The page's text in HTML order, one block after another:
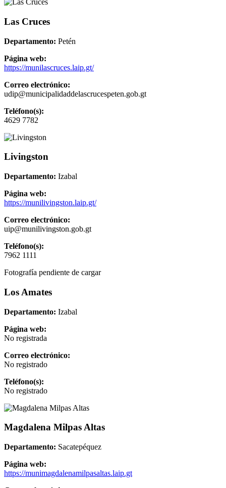
Las Cruces
Departamento: Petén
Página web:
https://munilascruces.laip.gt/
Correo electrónico:
udip@municipalidaddelascrucespeten.gob.gt
Teléfono(s):
4629 7782
Livingston
Departamento: Izabal
Página web:
https://munilivingston.laip.gt/
Correo electrónico:
uip@munilivingston.gob.gt
Teléfono(s):
7962 1111
Fotografía pendiente de cargar
Los Amates
Departamento: Izabal
Página web:
No registrada
Correo electrónico:
No registrado
Teléfono(s):
No registrado
Magdalena Milpas Altas
Departamento: Sacatepéquez
Página web:
https://munimagdalenamilpasaltas.laip.gt